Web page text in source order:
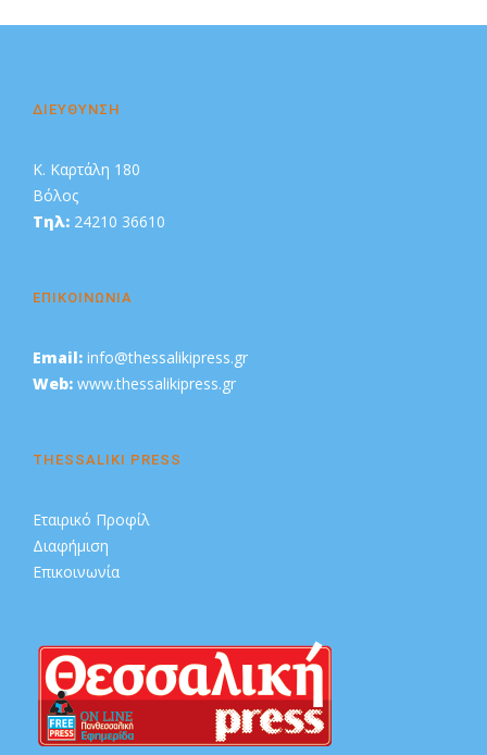
ΔΙΕΥΘΥΝΣΗ
Κ. Καρτάλη 180
Βόλος
Τηλ: 24210 36610
ΕΠΙΚΟΙΝΩΝΙΑ
Email: info@thessalikipress.gr
Web: www.thessalikipress.gr
THESSALIKI PRESS
Εταιρικό Προφίλ
Διαφήμιση
Επικοινωνία